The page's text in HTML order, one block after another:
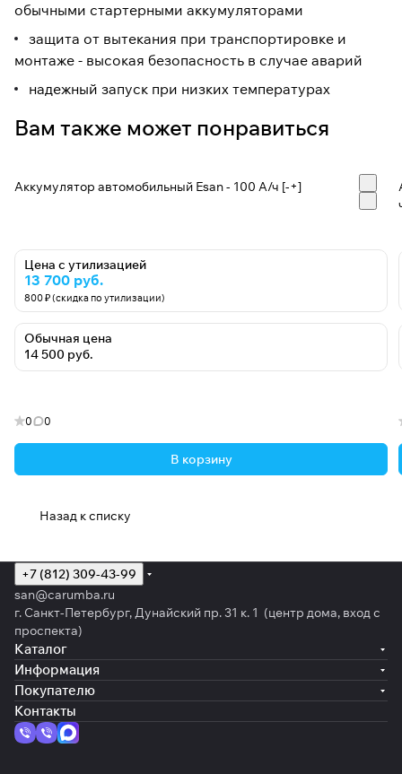
обычными стартерными аккумуляторами
защита от вытекания при транспортировке и
монтаже - высокая безопасность в случае аварий
надежный запуск при низких температурах
Вам также может понравиться
Аккумулятор автомобильный Esan - 100 А/ч [-+]
Цена с утилизацией
13 700 руб.
800 ₽ (скидка по утилизации)
Обычная цена
14 500 руб.
0 0
В корзину
Назад к списку
+7 (812) 309-43-99
san@carumba.ru
г. Санкт-Петербург, Дунайский пр. 31 к. 1 (центр дома, вход с
проспекта)
Каталог
Информация
Покупателю
Контакты